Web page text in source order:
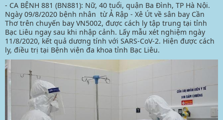
- CA BỆNH 881 (BN881): Nữ, 40 tuổi, quận Ba Đình, TP Hà Nội.
Ngày 09/8/2020 bệnh nhân từ Ả Rập - Xê Út về sân bay Cần
Thơ trên chuyến bay VN5002, được cách ly tập trung tại tỉnh
Bạc Liêu ngay sau khi nhập cảnh. Lấy mẫu xét nghiệm ngày
11/8/2020, kết quả dương tính với SARS-CoV-2. Hiện được cách
ly, điều trị tại Bệnh viện đa khoa tỉnh Bạc Liêu.